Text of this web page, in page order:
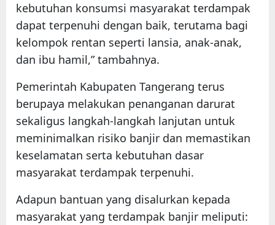
kebutuhan konsumsi masyarakat terdampak
dapat terpenuhi dengan baik, terutama bagi
kelompok rentan seperti lansia, anak-anak,
dan ibu hamil,” tambahnya.
Pemerintah Kabupaten Tangerang terus
berupaya melakukan penanganan darurat
sekaligus langkah-langkah lanjutan untuk
meminimalkan risiko banjir dan memastikan
keselamatan serta kebutuhan dasar
masyarakat terdampak terpenuhi.
Adapun bantuan yang disalurkan kepada
masyarakat yang terdampak banjir meliputi: